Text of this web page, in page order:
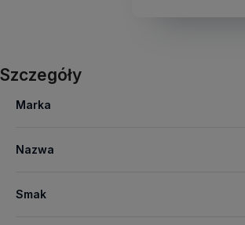
Szczegóły
Marka
Nazwa
Smak